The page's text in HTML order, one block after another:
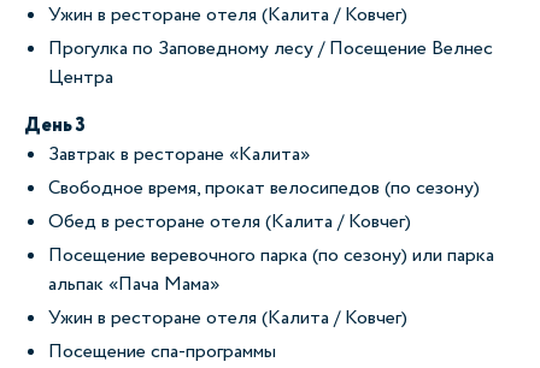
Ужин в ресторане отеля (Калита / Ковчег)
Прогулка по Заповедному лесу / Посещение Велнес
Центра
День 3
Завтрак в ресторане «Калита»
Свободное время, прокат велосипедов (по сезону)
Обед в ресторане отеля (Калита / Ковчег)
Посещение веревочного парка (по сезону) или парка
альпак «Пача Мама»
Ужин в ресторане отеля (Калита / Ковчег)
Посещение спа-программы